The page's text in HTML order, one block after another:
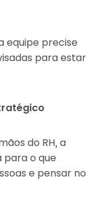
equipe precise
para estar
do RH, a
o que
e pensar no